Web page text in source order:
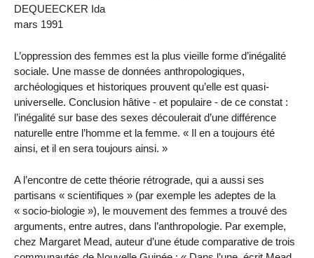
DEQUEECKER Ida
mars 1991
L’oppression des femmes est la plus vieille forme d’inégalité
sociale. Une masse de données anthropologiques,
archéologiques et historiques prouvent qu’elle est quasi-
universelle. Conclusion hâtive - et populaire - de ce constat :
l’inégalité sur base des sexes découlerait d’une différence
naturelle entre l’homme et la femme. « Il en a toujours été
ainsi, et il en sera toujours ainsi. »
A l’encontre de cette théorie rétrograde, qui a aussi ses
partisans « scientifiques » (par exemple les adeptes de la
« socio-biologie »), le mouvement des femmes a trouvé des
arguments, entre autres, dans l’anthropologie. Par exemple,
chez Margaret Mead, auteur d’une étude comparative de trois